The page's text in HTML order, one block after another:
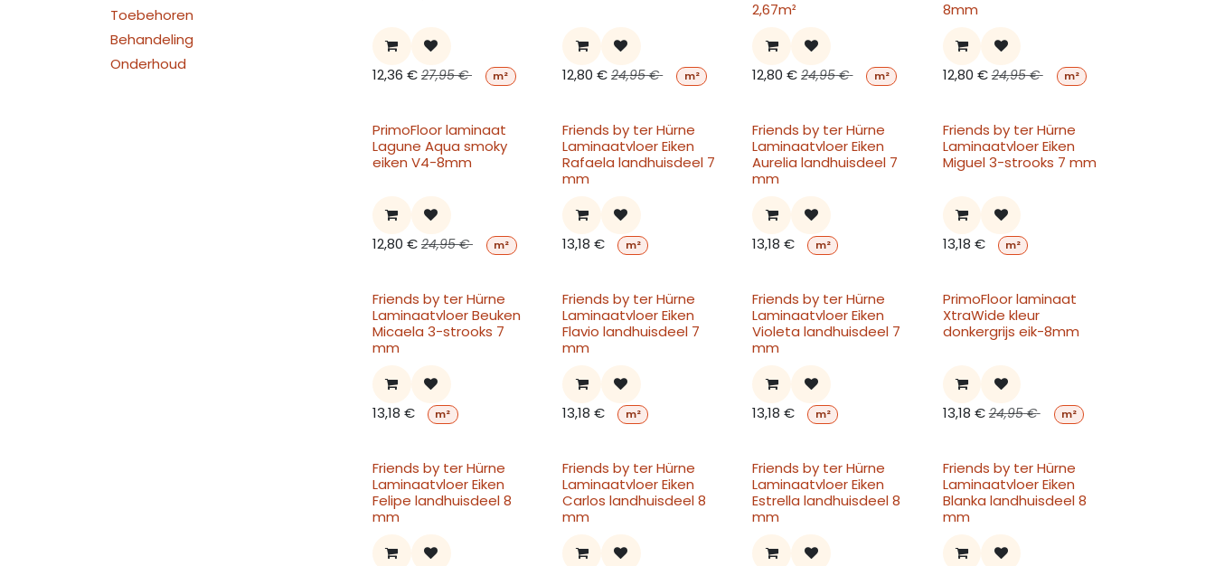
Toebehoren
Behandeling
Onderhoud
12,36 € 27,95€ m² 12,80 € 24,95€ m²
2,67m²
12,80 € 24,95€ m²
8mm
12,80 € 24,95€ m²
PrimoFloor laminaat
Lagune Aqua smoky
eiken V4-8mm
12,80 € 24,95€ m²
Friends by ter Hürne
Laminaatvloer Eiken
Rafaela landhuisdeel 7
mm
13,18 € m²
Friends by ter Hürne
Laminaatvloer Eiken
Aurelia landhuisdeel 7
mm
13,18 € m²
Friends by ter Hürne
Laminaatvloer Eiken
Miguel 3-strooks 7 mm
13,18 € m²
Friends by ter Hürne
Laminaatvloer Beuken
Micaela 3-strooks 7
mm
13,18 € m²
Friends by ter Hürne
Laminaatvloer Eiken
Flavio landhuisdeel 7
mm
13,18 € m²
Friends by ter Hürne
Laminaatvloer Eiken
Violeta landhuisdeel 7
mm
13,18 € m²
PrimoFloor laminaat
XtraWide kleur
donkergrijs eik-8mm
13,18 € 24,95€ m²
Friends by ter Hürne
Laminaatvloer Eiken
Felipe landhuisdeel 8
mm
Friends by ter Hürne
Laminaatvloer Eiken
Carlos landhuisdeel 8
mm
Friends by ter Hürne
Laminaatvloer Eiken
Estrella landhuisdeel 8
mm
Friends by ter Hürne
Laminaatvloer Eiken
Blanka landhuisdeel 8
mm